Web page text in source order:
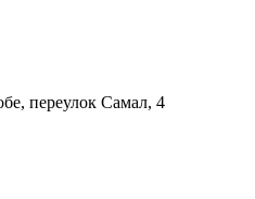
переулок Самал, 4